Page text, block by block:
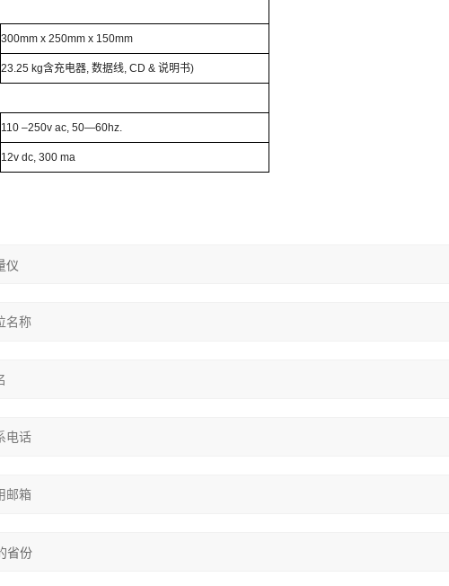
300mm x 250mm x 150mm
23.25 kg含充电器, 数据线, CD & 说明书)
110 –250v ac, 50—60hz.
12v dc, 300 ma